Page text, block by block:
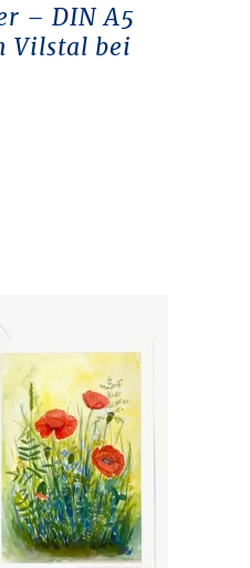
– DIN A5
Vilstal bei